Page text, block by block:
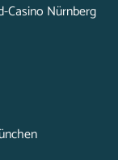
Casino Nürnberg